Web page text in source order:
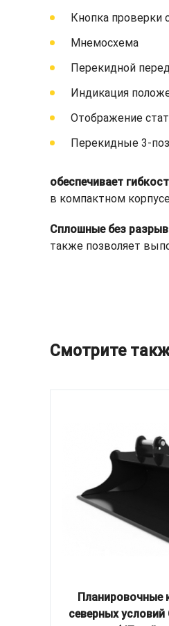
Кнопка проверки
Мнемосхема
Перекидной
Индикация
Отображение
Перекидные 3-
обеспечивает
в компактном
Сплошные без
также позволяет
Смотрите
Планировочные
северных